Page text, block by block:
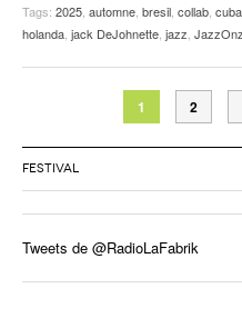
Tags: 2025 automne bresil collab cuba
holanda jack DeJohnette jazz
1 2
FESTIVAL
Tweets de @RadioLaFabrik